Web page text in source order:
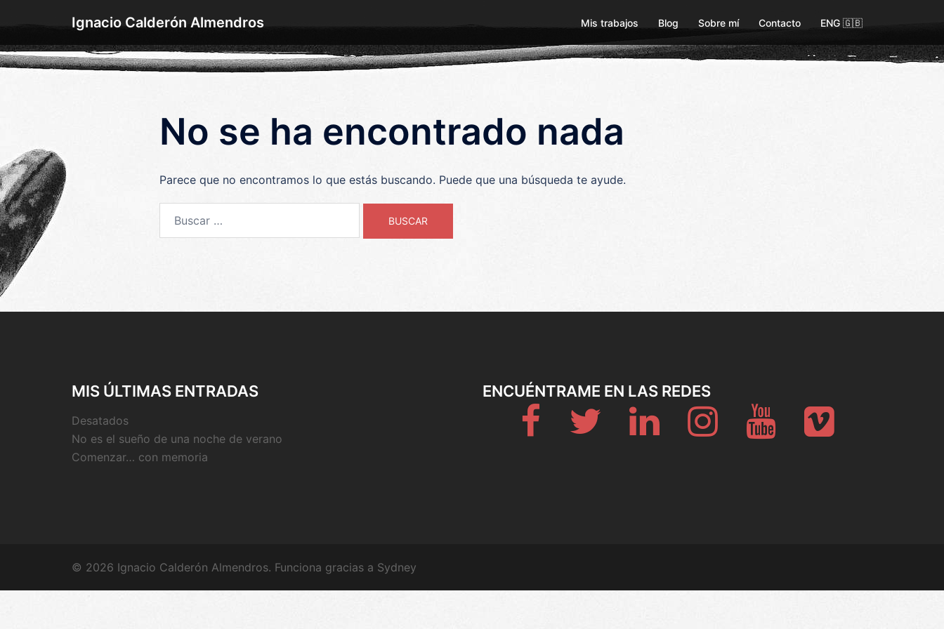
al
contenido
Ignacio Calderón Almendros Mis trabajos Blog Sobre mí Contacto ENG 🇬🇧
No se ha encontrado nada
Parece que no encontramos lo que estás buscando. Puede que una búsqueda te ayude.
MIS ÚLTIMAS ENTRADAS
Desatados
No es el sueño de una noche de verano
Comenzar… con memoria
ENCUÉNTRAME EN LAS REDES
Twitter Linkedin Instagram Youtube Vimeo
© 2026 Ignacio Calderón Almendros. Funciona gracias a Sydney